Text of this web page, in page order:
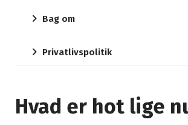
Bag om
Privatlivspolitik
Hvad er hot lige